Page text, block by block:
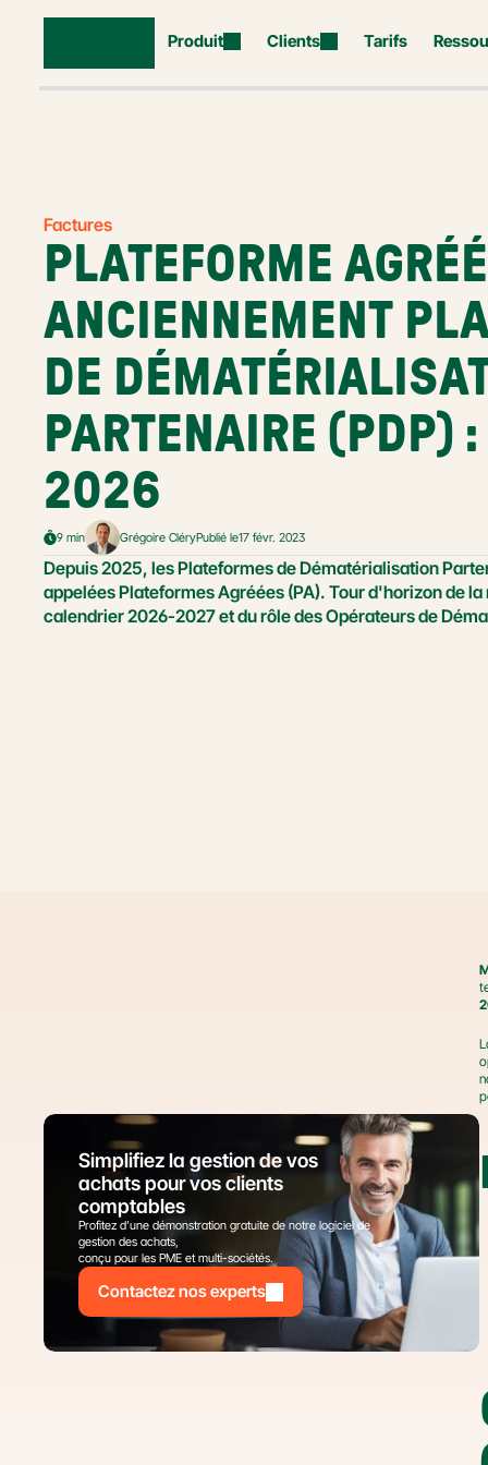
Produit Clients Tarifs
Factures
PLATEFORME
ANCIENNEMENT
DE
PARTENAIRE (PDP)
2026
9 min Grégoire CléryPublié le17 févr. 2023
Depuis 2025, les Plateformes de Dématérialisation
appelées Plateformes Agréées (PA). Tour d'horizon de
calendrier 2026-2027 et du rôle des Opérateurs de
Simplifiez la gestion de vos
achats pour vos clients
comptables
Profitez d’une démonstration gratuite de notre logiciel de
gestion des achats,
conçu pour les PME et multi-sociétés.
Contactez nos experts